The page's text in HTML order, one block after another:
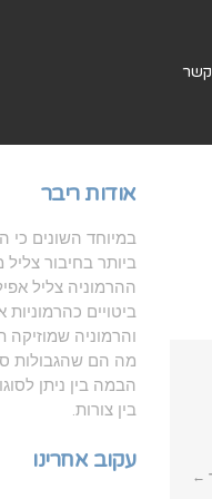
←
אודות ריבר
במיוחד השונים כי
ביותר בחיבור
ההרמוניה צליל
ביטויים כהרמוניות
והרמוניה שמוזיקה
מה הם שהגבולות
הבמה בין ניתן
בין צורות.
עקוב אחרינו